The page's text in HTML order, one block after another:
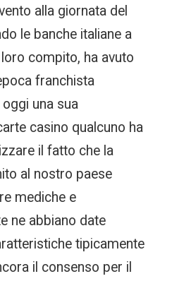
alla giornata del
le banche italiane a
compito, ha avuto
franchista
una sua
casino qualcuno ha
il fatto che la
al nostro paese
mediche e
ne abbiano date
tipicamente
il consenso per il